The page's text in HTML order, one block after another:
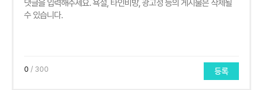
0 / 300 등록